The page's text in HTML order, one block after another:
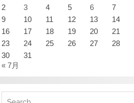
2
3 4 5 6 7
9
10 11 12 13 14
16
17 18 19 20 21
23
24 25 26 27 28
30
31
« 7月